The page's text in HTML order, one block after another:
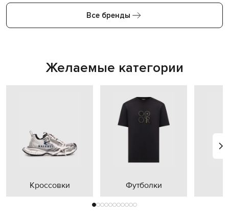
Все бренды
Желаемые категории
Кроссовки Футболки